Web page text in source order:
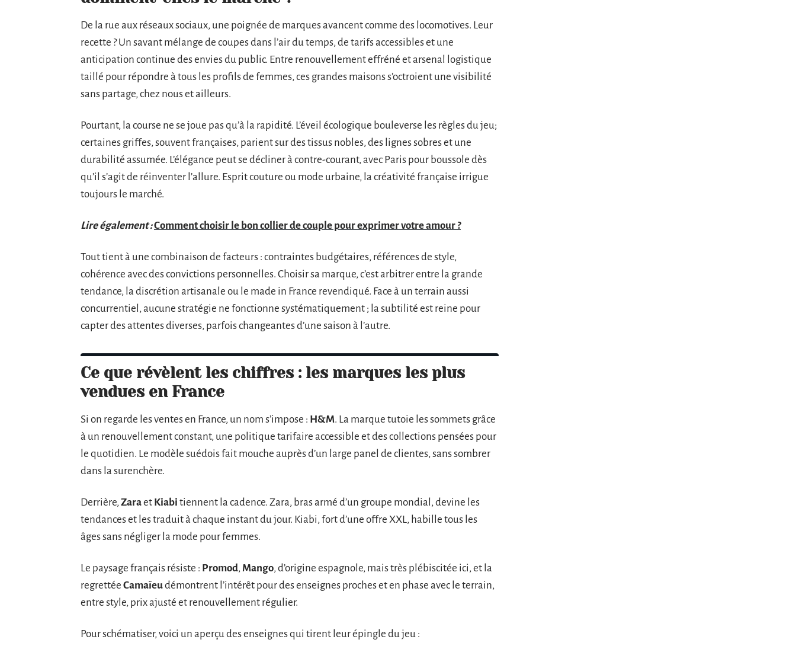
De la rue aux réseaux sociaux, une poignée de marques avancent comme des locomotives. Leur
recette ? Un savant mélange de coupes dans l’air du temps, de tarifs accessibles et une
anticipation continue des envies du public. Entre renouvellement effréné et arsenal logistique
taillé pour répondre à tous les profils de femmes, ces grandes maisons s’octroient une visibilité
sans partage, chez nous et ailleurs.
Pourtant, la course ne se joue pas qu’à la rapidité. L’éveil écologique bouleverse les règles du jeu;
certaines griffes, souvent françaises, parient sur des tissus nobles, des lignes sobres et une
durabilité assumée. L’élégance peut se décliner à contre-courant, avec Paris pour boussole dès
qu’il s’agit de réinventer l’allure. Esprit couture ou mode urbaine, la créativité française irrigue
toujours le marché.
Lire également :Comment choisir le bon collier de couple pour exprimer votre amour ?
Tout tient à une combinaison de facteurs : contraintes budgétaires, références de style,
cohérence avec des convictions personnelles. Choisir sa marque, c’est arbitrer entre la grande
tendance, la discrétion artisanale ou le made in France revendiqué. Face à un terrain aussi
concurrentiel, aucune stratégie ne fonctionne systématiquement ; la subtilité est reine pour
capter des attentes diverses, parfois changeantes d’une saison à l’autre.
Ce que révèlent les chiffres : les marques les plus
vendues en France
Si on regarde les ventes en France, un nom s’impose : H&M. La marque tutoie les sommets grâce
à un renouvellement constant, une politique tarifaire accessible et des collections pensées pour
le quotidien. Le modèle suédois fait mouche auprès d’un large panel de clientes, sans sombrer
dans la surenchère.
Derrière, Zaraet Kiabi tiennent la cadence. Zara, bras armé d’un groupe mondial, devine les
tendances et les traduit à chaque instant du jour. Kiabi, fort d’une offre XXL, habille tous les
âges sans négliger la mode pour femmes.
Le paysage français résiste : Promod, Mango, d’origine espagnole, mais très plébiscitée ici, et la
regrettée Camaïeudémontrent l’intérêt pour des enseignes proches et en phase avec le terrain,
entre style, prix ajusté et renouvellement régulier.
Pour schématiser, voici un aperçu des enseignes qui tirent leur épingle du jeu :